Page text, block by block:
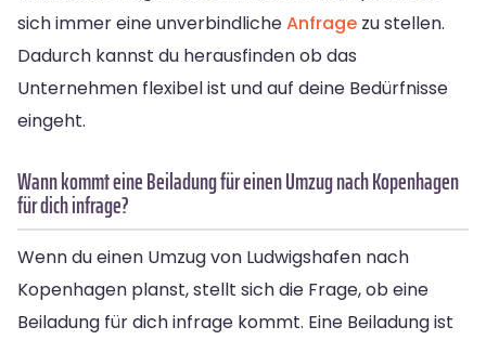
sich immer eine unverbindlicheAnfrage zu stellen.
Dadurch kannst du herausfinden ob das
Unternehmen flexibel ist und auf deine Bedürfnisse
eingeht.
Wann kommt eine Beiladung für einen Umzug nach Kopenhagen
für dich infrage?
Wenn du einen Umzug von Ludwigshafen nach
Kopenhagen planst, stellt sich die Frage, ob eine
Beiladung für dich infrage kommt. Eine Beiladung ist